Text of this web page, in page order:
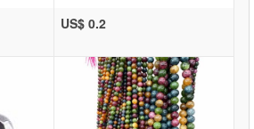
US$ 0.2